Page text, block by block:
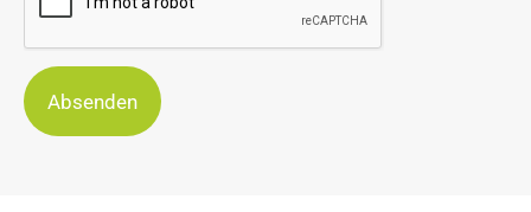
Absenden